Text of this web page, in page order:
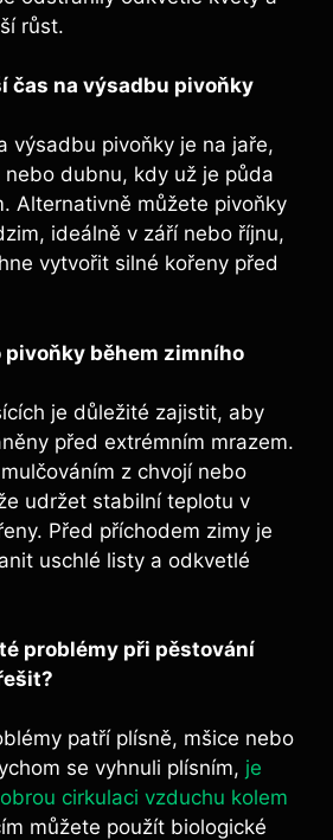
růst.
čas na‌ výsadbu pivoňky
výsadbu pivoňky je na jaře,
​dubnu, kdy už je půda
Alternativně můžete pivoňky
ideálně v září ‌nebo říjnu,
vytvořit‌ silné kořeny​ před‍
pivoňky během zimního
⁣je důležité zajistit, aby
před extrémním mrazem.
z ⁤chvojí nebo
udržet stabilní ⁢teplotu v
⁢Před příchodem zimy ⁣je
uschlé listy a odkvetlé
problémy při‍ pěstování
patří plísně, mšice nebo
se vyhnuli plísním, je
cirkulaci vzduchu kolem
můžete ⁤použít biologické